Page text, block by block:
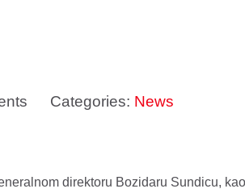
Categories: News
direktoru Bozidaru Sundicu, kao